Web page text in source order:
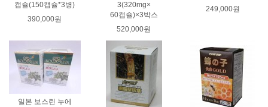
캡슐(150캡슐*3병)
390,000원
3(320mg×
60캡슐)×3박스
520,000원
249,000원
일본 보스린 누에